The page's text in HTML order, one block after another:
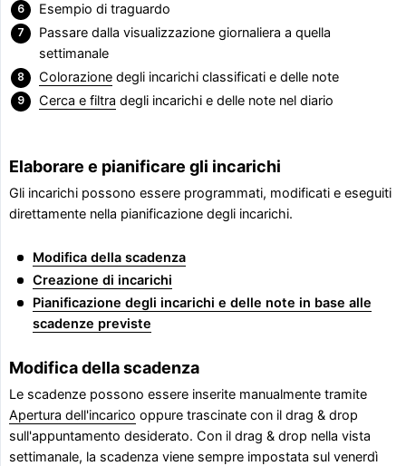
Esempio di traguardo
Passare dalla visualizzazione giornaliera a quella
settimanale
Colorazione degli incarichi classificati e delle note
Cerca e filtra degli incarichi e delle note nel diario
Elaborare e pianificare gli incarichi
Gli incarichi possono essere programmati, modificati e eseguiti
direttamente nella pianificazione degli incarichi.
Modifica della scadenza
Creazione di incarichi
Pianificazione degli incarichi e delle note in base alle
scadenze previste
Modifica della scadenza
Le scadenze possono essere inserite manualmente tramite
Apertura dell'incarico oppure trascinate con il drag & drop
sull'appuntamento desiderato. Con il drag & drop nella vista
settimanale, la scadenza viene sempre impostata sul venerdì